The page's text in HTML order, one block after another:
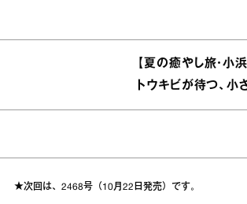
【夏の癒やし旅・小
トウキビが待つ、小
★次回は、2468号（10月22日発売）です。